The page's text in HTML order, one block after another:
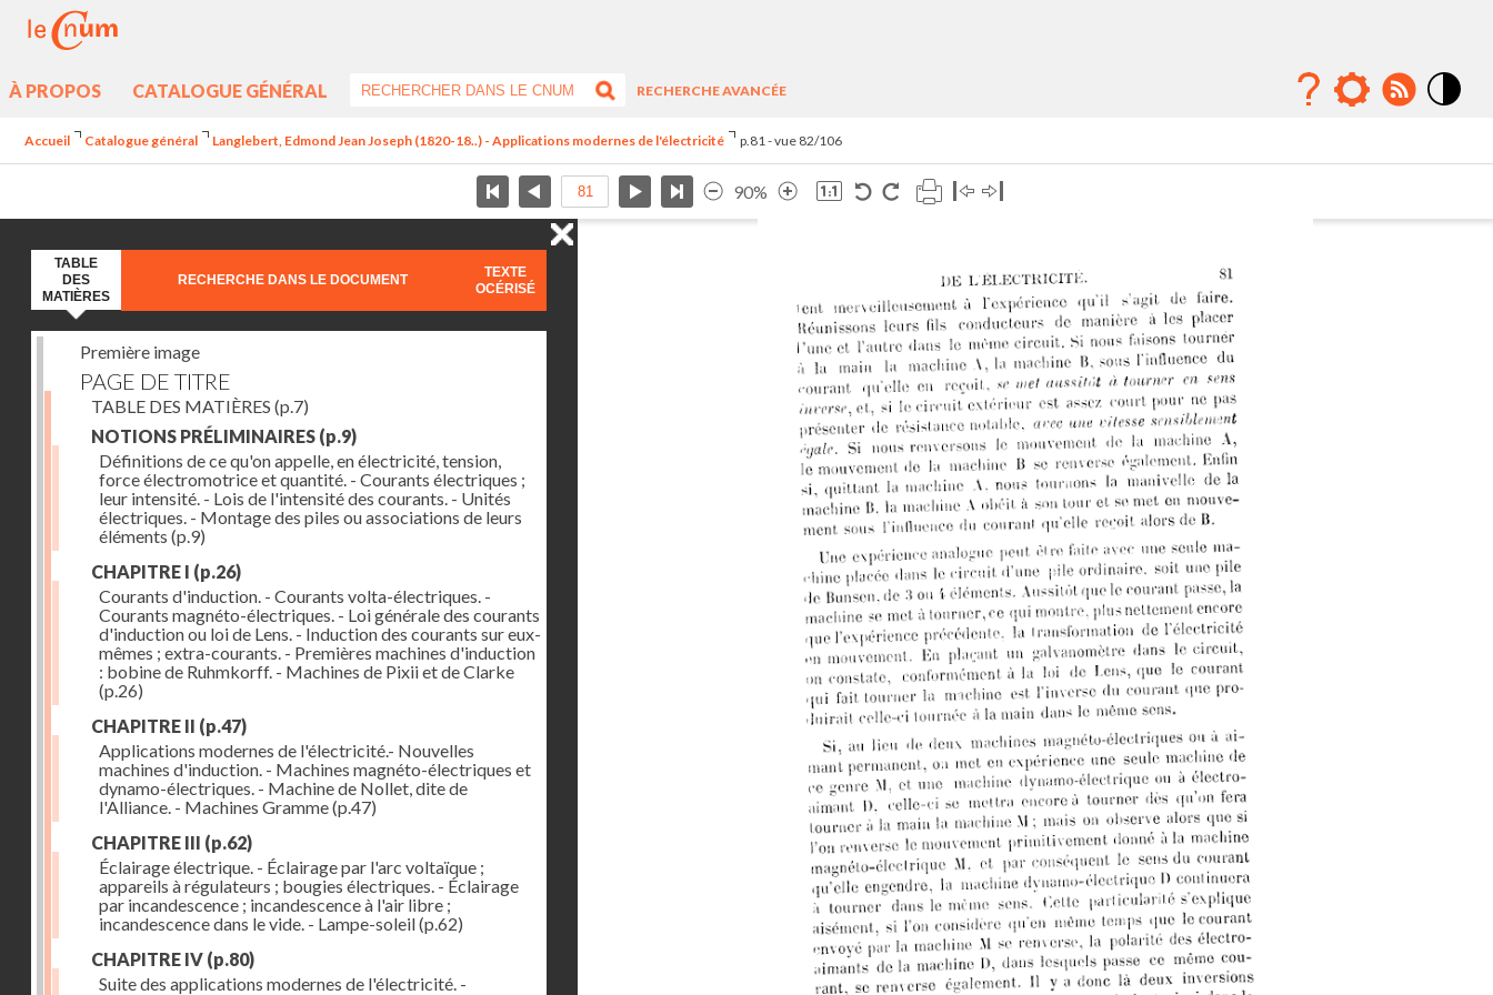
À PROPOS CATALOGUE GÉNÉRAL
RECHERCHE AVANCÉE
Accueil Catalogue général Langlebert, Edmond Jean Joseph (1820-18..) - Applications modernes de l'électricité p.81 - vue 82/106
90%
TABLE
DES
MATIÈRES
RECHERCHE DANS LE DOCUMENT
TEXTE
OCÉRISÉ
Première image
PAGE DE TITRE
TABLE DES MATIÈRES (p.7)
NOTIONS PRÉLIMINAIRES (p.9)
Définitions de ce qu'on appelle, en électricité, tension,
force électromotrice et quantité. - Courants électriques ;
leur intensité. - Lois de l'intensité des courants. - Unités
électriques. - Montage des piles ou associations de leurs
éléments (p.9)
CHAPITRE I (p.26)
Courants d'induction. - Courants volta-électriques. -
Courants magnéto-électriques. - Loi générale des courants
d'induction ou loi de Lens. - Induction des courants sur eux-
mêmes ; extra-courants. - Premières machines d'induction
: bobine de Ruhmkorff. - Machines de Pixii et de Clarke
(p.26)
CHAPITRE II (p.47)
Applications modernes de l'électricité.- Nouvelles
machines d'induction. - Machines magnéto-électriques et
dynamo-électriques. - Machine de Nollet, dite de
l'Alliance. - Machines Gramme(p.47)
CHAPITRE III (p.62)
Éclairage électrique. - Éclairage par l'arc voltaïque ;
appareils à régulateurs ; bougies électriques. - Éclairage
par incandescence ; incandescence à l'air libre ;
incandescence dans le vide. - Lampe-soleil(p.62)
CHAPITRE IV (p.80)
Suite des applications modernes de l'électricité. -